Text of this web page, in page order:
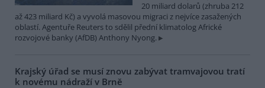
20 miliard dolarů (zhruba 212
až 423 miliard Kč) a vyvolá masovou migraci z nejvíce zasažených
oblastí. Agentuře Reuters to sdělil přední klimatolog Africké
rozvojové banky (AfDB) Anthony Nyong.
Krajský úřad se musí znovu zabývat tramvajovou tratí
k novému nádraží v Brně